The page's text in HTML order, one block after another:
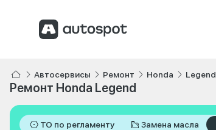
Автосервисы Ремонт Honda Legend
Ремонт Honda Legend
ТО по регламенту Замена масла